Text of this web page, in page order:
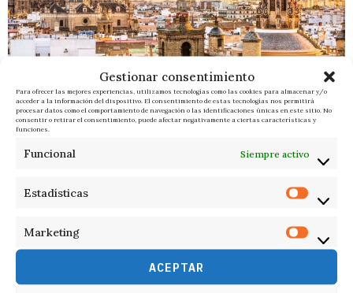
Gestionar consentimiento
Para ofrecer las mejores experiencias, utilizamos tecnologías como las cookies para almacenar y/o
acceder a la información del dispositivo. El consentimiento de estas tecnologías nos permitirá
procesar datos como el comportamiento de navegación o las identificaciones únicas en este sitio. No
consentir o retirar el consentimiento, puede afectar negativamente a ciertas características y
funciones.
Funcional Siempre activo
Estadísticas
Marketing
ACEPTAR
8 de agosto de 2026